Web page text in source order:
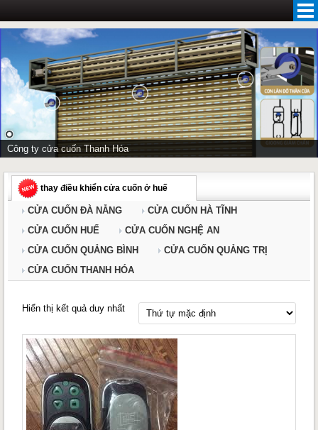
content
Công ty cửa cuốn Thanh Hóa
thay điều khiển cửa cuốn ở huế
CỬA CUỐN ĐÀ NẴNG
CỬA CUỐN HÀ TĨNH
CỬA CUỐN HUẾ
CỬA CUỐN NGHỆ AN
CỬA CUỐN QUẢNG BÌNH
CỬA CUỐN QUẢNG TRỊ
CỬA CUỐN THANH HÓA
Hiển thị kết quả duy nhất